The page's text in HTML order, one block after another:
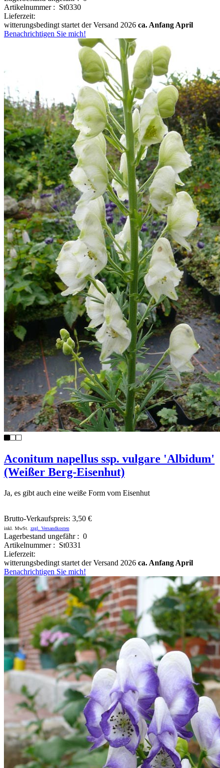
Artikelnummer : St0330
Lieferzeit:
witterungsbedingt startet der Versand 2026 ca. Anfang April
Benachrichtigen Sie mich!
Aconitum napellus ssp. vulgare 'Albidum'
(Weißer Berg-Eisenhut)
Ja, es gibt auch eine weiße Form vom Eisenhut
Brutto-Verkaufspreis: 3,50 €
inkl. MwSt. zzgl. Versandkosten
Lagerbestand ungefähr : 0
Artikelnummer : St0331
Lieferzeit:
witterungsbedingt startet der Versand 2026 ca. Anfang April
Benachrichtigen Sie mich!